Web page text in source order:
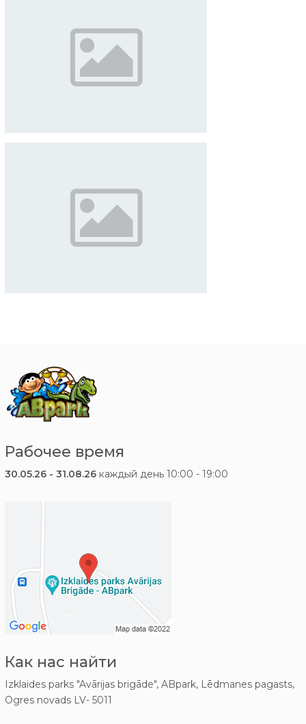
Рабочее время
30.05.26 - 31.08.26 каждый день 10:00 - 19:00
Как нас найти
Izklaides parks "Avārijas brigāde", ABpark, Lēdmanes pagasts,
Ogres novads LV- 5011